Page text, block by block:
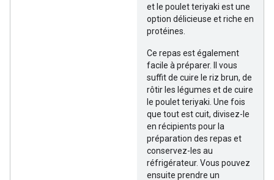
et le poulet teriyaki est une
option délicieuse et riche en
protéines.
Ce repas est également
facile à préparer. Il vous
suffit de cuire le riz brun, de
rôtir les légumes et de cuire
le poulet teriyaki. Une fois
que tout est cuit, divisez-le
en récipients pour la
préparation des repas et
conservez-les au
réfrigérateur. Vous pouvez
ensuite prendre un